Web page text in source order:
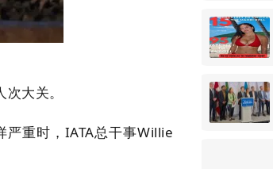
大关。
重时，IATA总干事Willie